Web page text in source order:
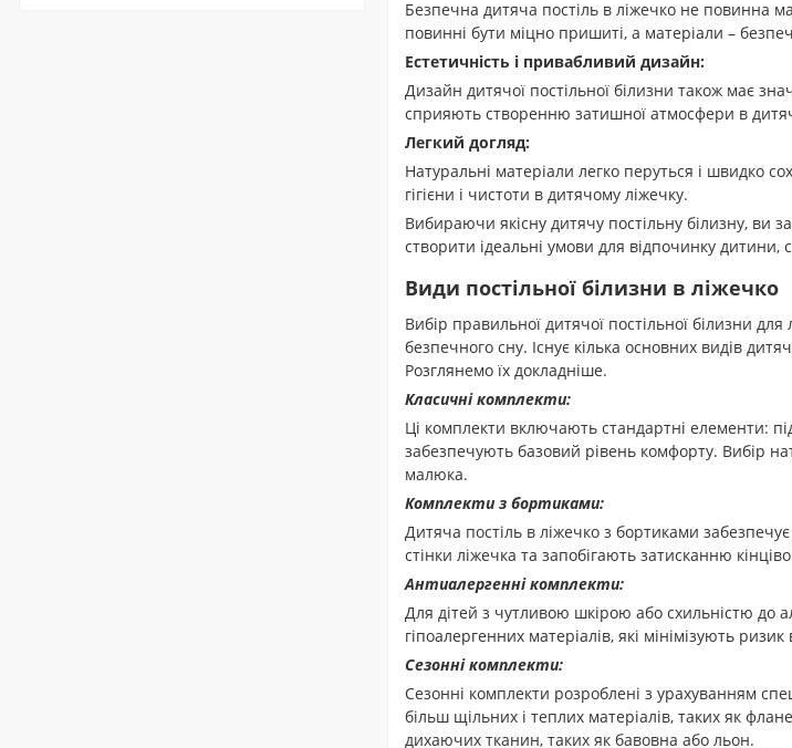
Безпечна дитяча постіль в ліжечко не повинна
повинні бути міцно пришиті, а матеріали –
Естетичність і привабливий дизайн:
Дизайн дитячої постільної білизни також має
сприяють створенню затишної атмосфери в
Легкий догляд:
Натуральні матеріали легко перуться і швидко
гігієни і чистоти в дитячому ліжечку.
Вибираючи якісну дитячу постільну білизну, ви
створити ідеальні умови для відпочинку дитини,
Види постільної білизни в ліжечко
Вибір правильної дитячої постільної білизни
безпечного сну. Існує кілька основних видів
Розглянемо їх докладніше.
Класичні комплекти:
Ці комплекти включають стандартні елементи:
забезпечують базовий рівень комфорту. Вибір
малюка.
Комплектиз бортиками:
Дитяча постіль в ліжечко з бортиками
стінки ліжечка та запобігають затисканню
Антиалергенні комплекти:
Для дітей з чутливою шкірою або схильністю до
гіпоалергенних матеріалів, які мінімізують
Сезонні комплекти:
Сезонні комплекти розроблені з урахуванням
більш щільних і теплих матеріалів, таких як
дихаючих тканин, таких як бавовна або льон.